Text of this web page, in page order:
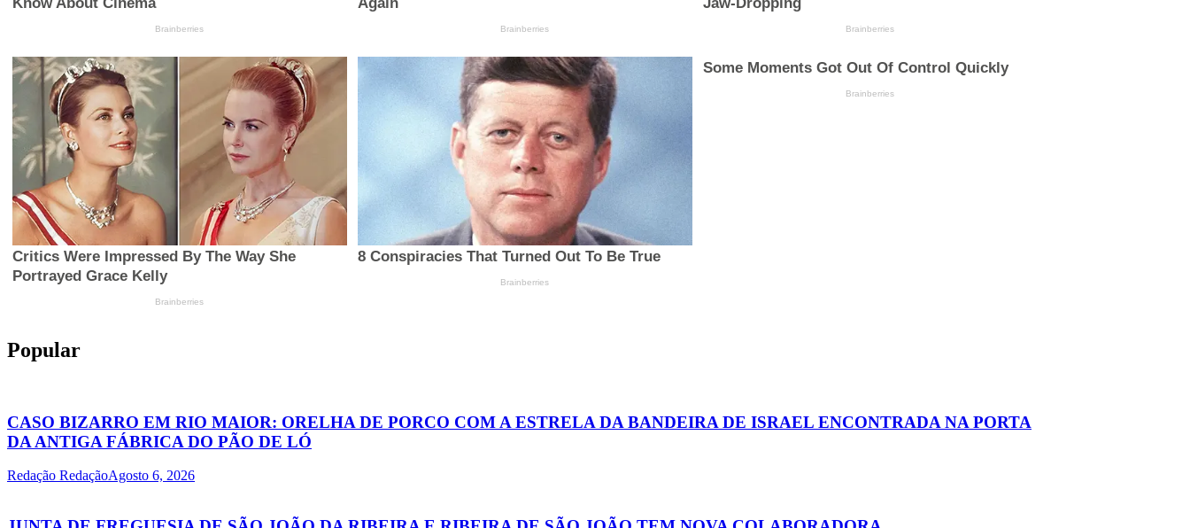
Popular
CASO BIZARRO EM RIO MAIOR: ORELHA DE PORCO COM A ESTRELA DA BANDEIRA DE ISRAEL ENCONTRADA NA PORTA
DA ANTIGA FÁBRICA DO PÃO DE LÓ
Redação RedaçãoAgosto 6, 2026